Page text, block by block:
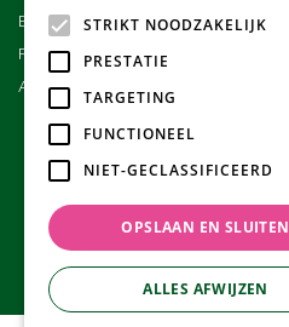
Betalen
Ruilen en retourneren
Algemene voorwaarden
STRIKT NOODZAKELIJK
PRESTATIE
TARGETING
FUNCTIONEEL
NIET-GECLASSIFICEERD
OPSLAAN EN SLUITEN
ALLES AFWIJZEN